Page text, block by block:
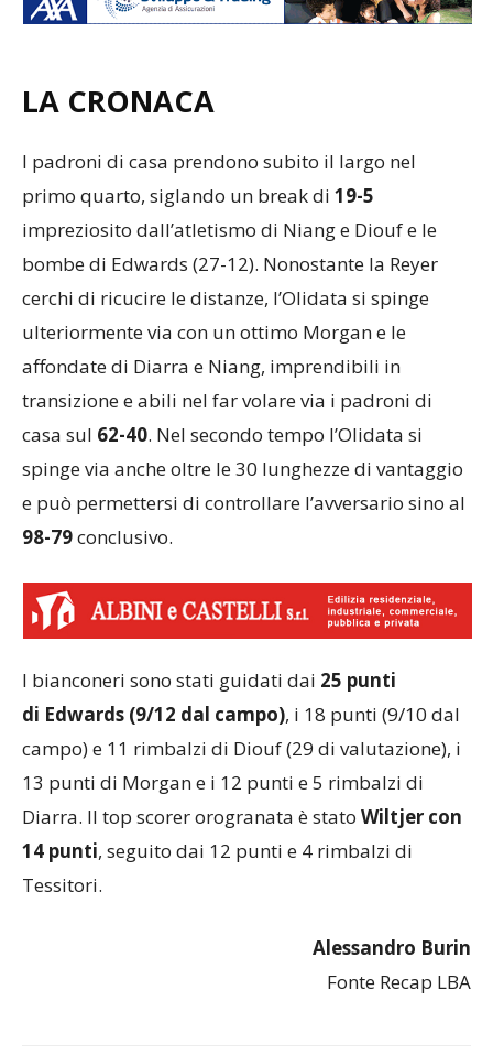
LA CRONACA
I padroni di casa prendono subito il largo nel
primo quarto, siglando un break di 19-5
impreziosito dall’atletismo di Niang e Diouf e le
bombe di Edwards (27-12). Nonostante la Reyer
cerchi di ricucire le distanze, l’Olidata si spinge
ulteriormente via con un ottimo Morgan e le
affondate di Diarra e Niang, imprendibili in
transizione e abili nel far volare via i padroni di
casa sul 62-40. Nel secondo tempo l’Olidata si
spinge via anche oltre le 30 lunghezze di vantaggio
e può permettersi di controllare l’avversario sino al
98-79conclusivo.
I bianconeri sono stati guidati dai 25 punti
di Edwards (9/12 dal campo), i 18 punti (9/10 dal
campo) e 11 rimbalzi di Diouf (29 di valutazione), i
13 punti di Morgan e i 12 punti e 5 rimbalzi di
Diarra. Il top scorer orogranata è stato Wiltjer con
14 punti, seguito dai 12 punti e 4 rimbalzi di
Tessitori.
Alessandro Burin
Fonte Recap LBA